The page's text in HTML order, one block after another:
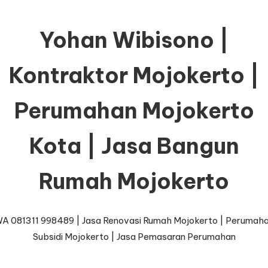
Yohan Wibisono |
Kontraktor Mojokerto |
Perumahan Mojokerto
Kota | Jasa Bangun
Rumah Mojokerto
081311 998489 | Jasa Renovasi Rumah Mojokerto |
Subsidi Mojokerto | Jasa Pemasaran Perumahan